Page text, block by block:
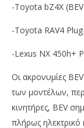
-Toyota bZ4X
-Toyota RAV4
-Lexus NX 450h+
Οι ακρονυμίες
των μοντέλων,
κινητήρες, BEV
πλήρως ηλεκτρικό